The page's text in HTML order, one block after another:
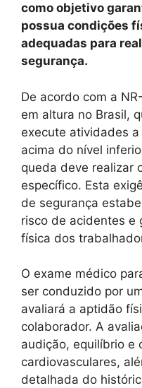
como objetivo
possua condições
adequadas para
segurança.
De acordo com a
em altura no Brasil,
execute atividades
acima do nível
queda deve realizar
específico. Esta
de segurança
risco de acidentes e
física dos
O exame médico
ser conduzido por
avaliará a aptidão
colaborador. A
audição, equilíbrio e
cardiovasculares,
detalhada do